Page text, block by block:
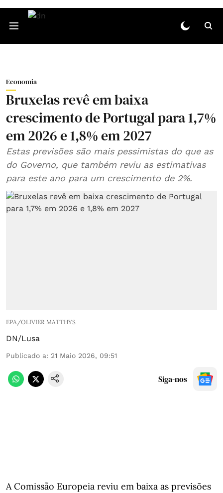
Economia
Bruxelas revê em baixa
crescimento de Portugal para 1,7%
em 2026 e 1,8% em 2027
Estas previsões são mais pessimistas do que as
do Governo, que também reviu as estimativas
para este ano para um crescimento de 2%.
EPA/OLIVIER MATTHYS
DN/Lusa
Publicado a: 21 Maio 2026, 09:51
Siga-nos
A Comissão Europeia reviu em baixa as previsões